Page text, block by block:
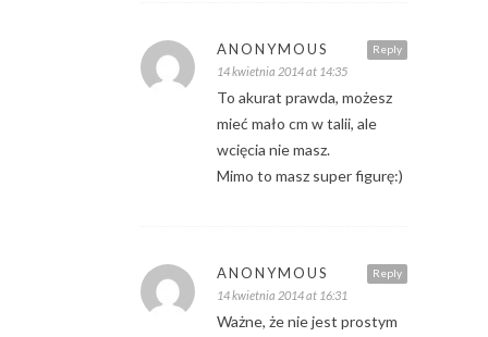
Reply
ANONYMOUS
14 kwietnia 2014 at 14:35
To akurat prawda, możesz
mieć mało cm w talii, ale
wcięcia nie masz.
Mimo to masz super figurę:)
Reply
ANONYMOUS
14 kwietnia 2014 at 16:31
Ważne, że nie jest prostym